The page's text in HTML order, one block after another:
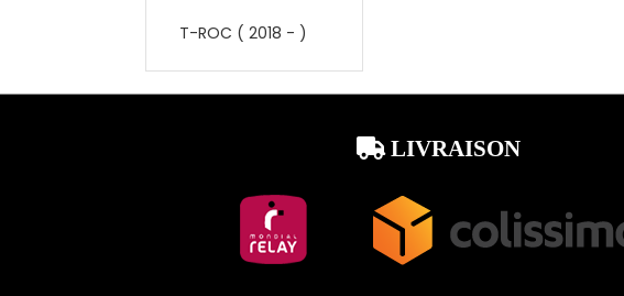
T-ROC ( 2018 - )
LIVRAISON